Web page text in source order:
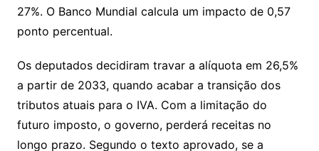
27%. O Banco Mundial calcula um impacto de 0,57
ponto percentual.
Os deputados decidiram travar a alíquota em 26,5%
a partir de 2033, quando acabar a transição dos
tributos atuais para o IVA. Com a limitação do
futuro imposto, o governo, perderá receitas no
longo prazo. Segundo o texto aprovado, se a